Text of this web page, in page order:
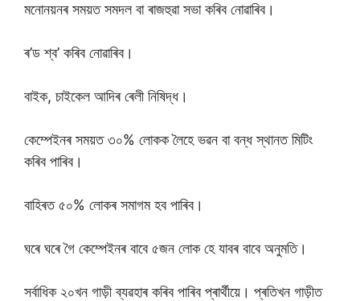
মনোনয়নৰ সময়ত সমদল বা ৰাজহুৱা সভা কৰিব নোৱাৰিব।
ৰ’ড শ্ব’ কৰিব নোৱাৰিব।
বাইক, চাইকেল আদিৰ ৰেলী নিষিদ্ধ।
কেম্পেইনৰ সময়ত ৩০% লোকক লৈহে ভৱন বা বন্ধ স্থানত মিটিং
কৰিব পাৰিব।
বাহিৰত ৫০% লোকৰ সমাগম হব পাৰিব।
ঘৰে ঘৰে গৈ কেম্পেইনৰ বাবে ৫জন লোক হে যাবৰ বাবে অনুমতি।
সৰ্বাধিক ২০খন গাড়ী ব্যৱহাৰ কৰিব পাৰিব প্ৰাৰ্থীয়ে। প্ৰতিখন গাড়ীত